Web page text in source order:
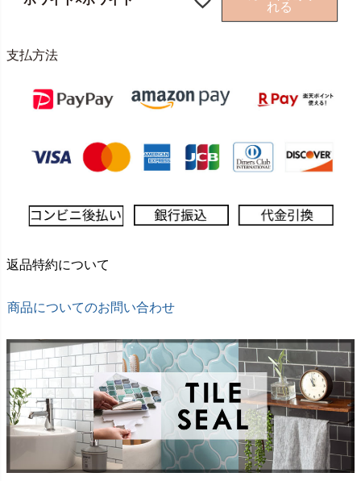
れる
支払方法
返品特約について
商品についてのお問い合わせ